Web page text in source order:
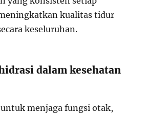
kualitas tidur
keseluruhan.
dalam kesehatan
menjaga fungsi otak,